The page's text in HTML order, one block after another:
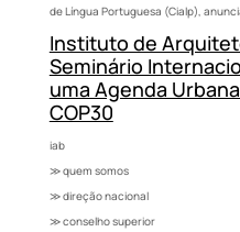
Instituto de
Seminário
uma Agenda
COP30
de Língua Portuguesa (Cialp),
iab
≫ quem somos
≫ direção nacional
≫ conselho superior